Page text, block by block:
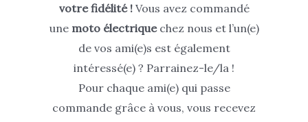
votre fidélité !Vous avez commandé
une moto électriquechez nous et l’un(e)
de vos ami(e)s est également
intéressé(e) ? Parrainez-le/la !
Pour chaque ami(e) qui passe
commande grâce à vous, vous recevez